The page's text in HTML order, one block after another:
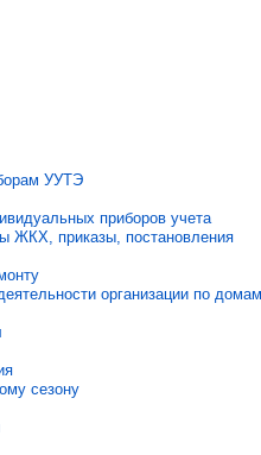
УУТЭ
приборов учета
ЖКХ, приказы, постановления
организации по домам
сезону